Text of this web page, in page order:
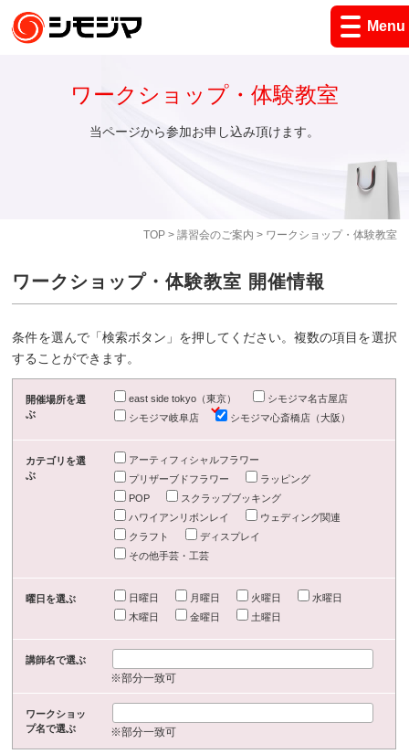
Menu
TOP> 講習会のご案内 > ワークショップ・体験教室
ワークショップ・体験教室
当ページから参加お申し込み頂けます。
ワークショップ・体験教室 開催情報
条件を選んで「検索ボタン」を押してください。複数の項目を選択
することができます。
開催場所を選
ぶ
east side tokyo（東京）
シモジマ名古屋店
シモジマ岐阜店
シモジマ心斎橋店（大阪）
カテゴリを選
ぶ
アーティフィシャルフラワー
プリザーブドフラワー
ラッピング
POP
スクラップブッキング
ハワイアンリボンレイ
ウェディング関連
クラフト
ディスプレイ
その他手芸・工芸
曜日を選ぶ 日曜日 月曜日 火曜日
水曜日
木曜日
金曜日 土曜日
講師名で選ぶ
※部分一致可
ワークショッ
プ名で選ぶ
※部分一致可